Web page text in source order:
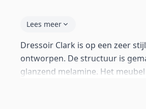
Lees meer
Dressoir Clark is op een zeer
ontworpen. De structuur is
glanzend melamine. Het